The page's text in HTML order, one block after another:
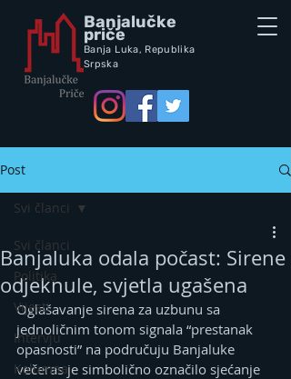
Banjalučke
priče
Banja Luka, Republika
Srpska
Post
Svi članci
Politika
Vijesti
Intervju
Kolumna
Svi članci
Banjaluka odala počast: Sirene
odjeknule, svjetla ugašena
Oglašavanje sirena za uzbunu sa
jednoličnim tonom signala “prestanak
opasnosti” na područuju Banjaluke
večeras je simbolično označilo sjećanje